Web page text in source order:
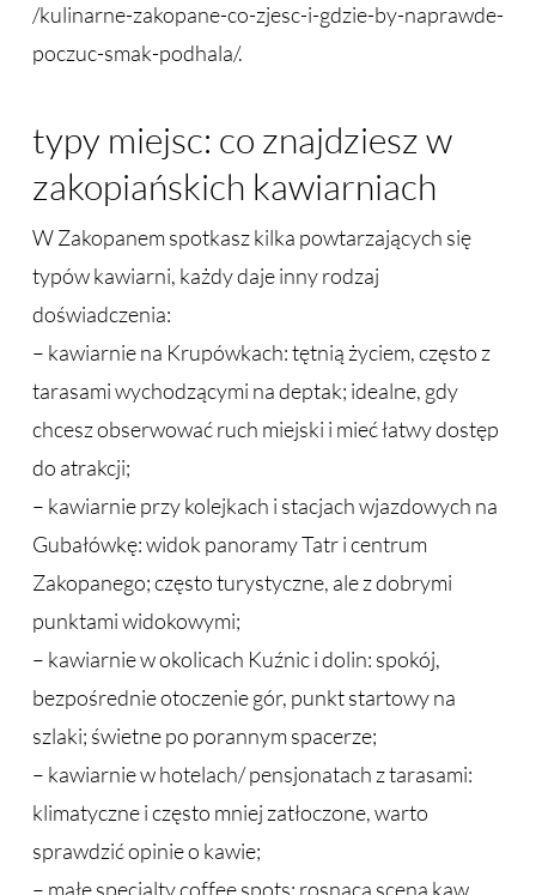
/kulinarne-zakopane-co-zjesc-i-gdzie-by-naprawde-
poczuc-smak-podhala/.
typy miejsc: co znajdziesz w
zakopiańskich kawiarniach
W Zakopanem spotkasz kilka powtarzających się
typów kawiarni, każdy daje inny rodzaj
doświadczenia:
– kawiarnie na Krupówkach: tętnią życiem, często z
tarasami wychodzącymi na deptak; idealne, gdy
chcesz obserwować ruch miejski i mieć łatwy dostęp
do atrakcji;
– kawiarnie przy kolejkach i stacjach wjazdowych na
Gubałówkę: widok panoramy Tatr i centrum
Zakopanego; często turystyczne, ale z dobrymi
punktami widokowymi;
– kawiarnie w okolicach Kuźnic i dolin: spokój,
bezpośrednie otoczenie gór, punkt startowy na
szlaki; świetne po porannym spacerze;
– kawiarnie w hotelach/ pensjonatach z tarasami:
klimatyczne i często mniej zatłoczone, warto
sprawdzić opinie o kawie;
– małe specialty coffee spots: rosnąca scena kaw